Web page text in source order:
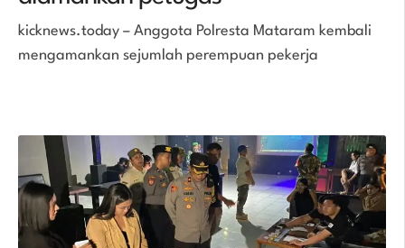
kicknews.today – Anggota Polresta Mataram kembali
mengamankan sejumlah perempuan pekerja